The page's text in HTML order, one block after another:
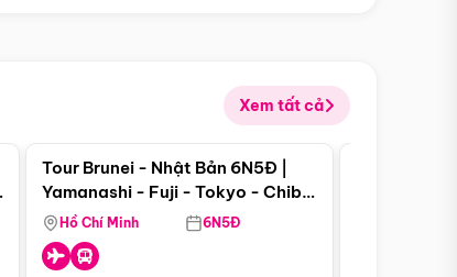
Xem tất cả
Điểm nổi bật
Tour Brunei - Nhật Bản 6N5Đ |
Yamanashi - Fuji - Tokyo - Chiba
- Freeday
Hồ Chí Minh 6N5Đ